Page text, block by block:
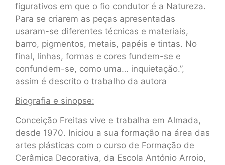
figurativos em que o fio condutor é a Natureza.
Para se criarem as peças apresentadas
usaram-se diferentes técnicas e materiais,
barro, pigmentos, metais, papéis e tintas. No
final, linhas, formas e cores fundem-se e
confundem-se, como uma… inquietação.”,
assim é descrito o trabalho da autora
Biografia e sinopse:
Conceição Freitas vive e trabalha em Almada,
desde 1970. Iniciou a sua formação na área das
artes plásticas com o curso de Formação de
Cerâmica Decorativa, da Escola António Arroio,